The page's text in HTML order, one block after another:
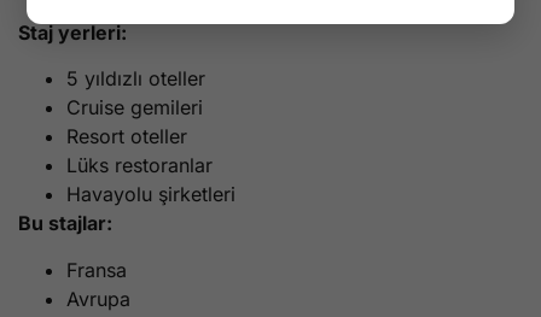
Staj yerleri:
5 yıldızlı oteller
Cruise gemileri
Resort oteller
Lüks restoranlar
Havayolu şirketleri
Bu stajlar:
Fransa
Avrupa